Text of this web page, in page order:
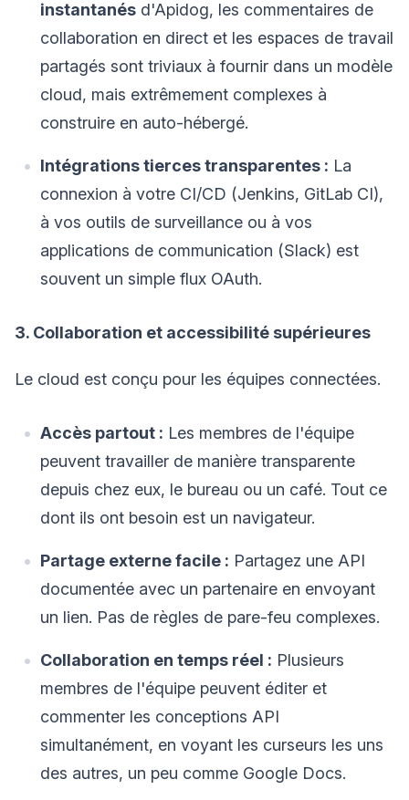
instantanés d'Apidog, les commentaires de
collaboration en direct et les espaces de travail
partagés sont triviaux à fournir dans un modèle
cloud, mais extrêmement complexes à
construire en auto-hébergé.
Intégrations tierces transparentes : La
connexion à votre CI/CD (Jenkins, GitLab CI),
à vos outils de surveillance ou à vos
applications de communication (Slack) est
souvent un simple flux OAuth.
3. Collaboration et accessibilité supérieures
Le cloud est conçu pour les équipes connectées.
Accès partout : Les membres de l'équipe
peuvent travailler de manière transparente
depuis chez eux, le bureau ou un café. Tout ce
dont ils ont besoin est un navigateur.
Partage externe facile : Partagez une API
documentée avec un partenaire en envoyant
un lien. Pas de règles de pare-feu complexes.
Collaboration en temps réel : Plusieurs
membres de l'équipe peuvent éditer et
commenter les conceptions API
simultanément, en voyant les curseurs les uns
des autres, un peu comme Google Docs.